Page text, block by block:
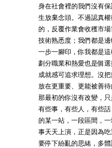
身在社會裡的我們沒有
生放棄念頭。不過認真
的，反覆作業會收穫市
技術熟悉度；我們都是
一步一腳印，你我都是這
劃分職業和熱愛也是個
成就感可追求理想。沒
放在更重要、更能被善
那最初的你沒有改變，只
有些事，有些人，有些
的某一站，一段區間，
事天天上演，正是因為
要停下紛亂的思緒，多